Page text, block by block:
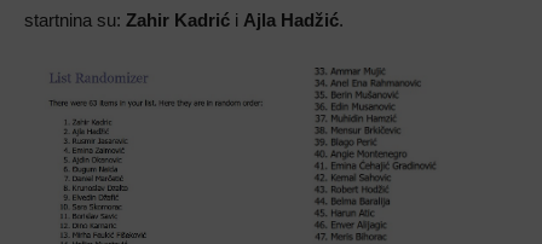
startnina su: Zahir Kadrić i Ajla Hadžić.